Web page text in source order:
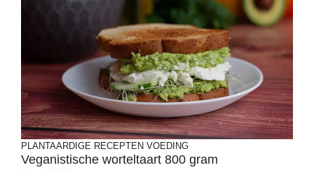
PLANTAARDIGE RECEPTEN VOEDING
Veganistische worteltaart 800 gram